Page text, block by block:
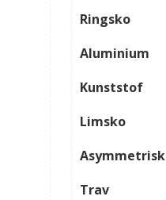
Ringsko
Aluminium
Kunststof
Limsko
Asymmetrisk
Trav